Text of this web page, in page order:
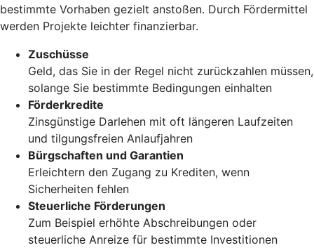
bestimmte Vorhaben gezielt anstoßen. Durch Fördermittel
werden Projekte leichter finanzierbar.
Zuschüsse
Geld, das Sie in der Regel nicht zurückzahlen müssen,
solange Sie bestimmte Bedingungen einhalten
Förderkredite
Zinsgünstige Darlehen mit oft längeren Laufzeiten
und tilgungsfreien Anlaufjahren
Bürgschaften und Garantien
Erleichtern den Zugang zu Krediten, wenn
Sicherheiten fehlen
Steuerliche Förderungen
Zum Beispiel erhöhte Abschreibungen oder
steuerliche Anreize für bestimmte Investitionen